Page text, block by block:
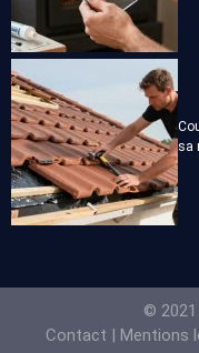
sa
©
Contact | Mentions